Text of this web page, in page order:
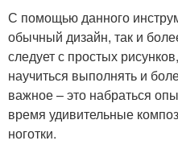
С помощью данного
обычный дизайн, так и
следует с простых
научиться выполнять и
важное – это набраться
время удивительные
ноготки.